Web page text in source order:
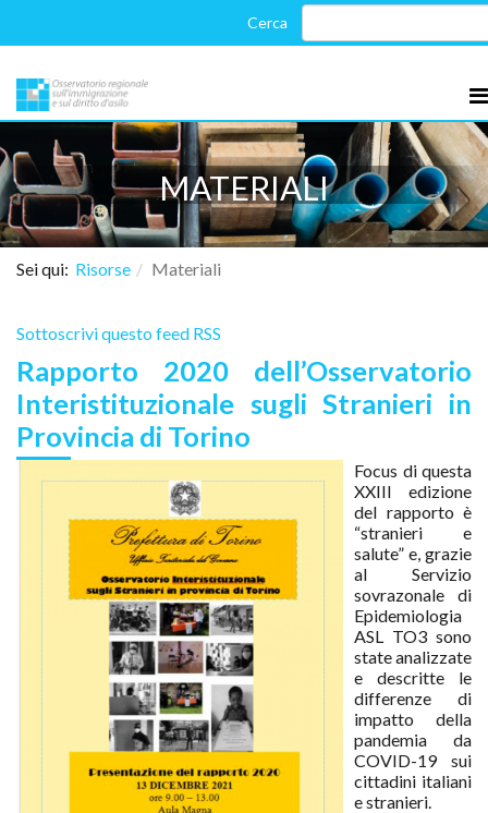
MATERIALI
Sei qui: Risorse Materiali
Sottoscrivi questo feed RSS
Rapporto 2020 dell’Osservatorio
Interistituzionale sugli Stranieri in
Provincia di Torino
Focus di questa
XXIII edizione
del rapporto è
“stranieri e
salute” e, grazie
al Servizio
sovrazonale di
Epidemiologia
ASL TO3 sono
state analizzate
e descritte le
differenze di
impatto della
pandemia da
COVID-19 sui
cittadini italiani
e stranieri.